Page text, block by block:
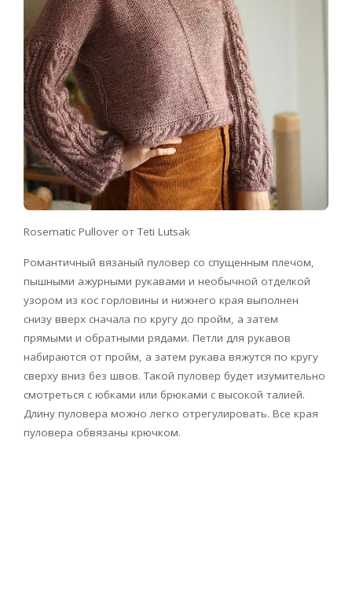
Rosematic Pullover от Teti Lutsak
Романтичный вязаный пуловер со спущенным плечом,
пышными ажурными рукавами и необычной отделкой
узором из кос горловины и нижнего края выполнен
снизу вверх сначала по кругу до пройм, а затем
прямыми и обратными рядами. Петли для рукавов
набираются от пройм, а затем рукава вяжутся по кругу
сверху вниз без швов. Такой пуловер будет изумительно
смотреться с юбками или брюками с высокой талией.
Длину пуловера можно легко отрегулировать. Все края
пуловера обвязаны крючком.